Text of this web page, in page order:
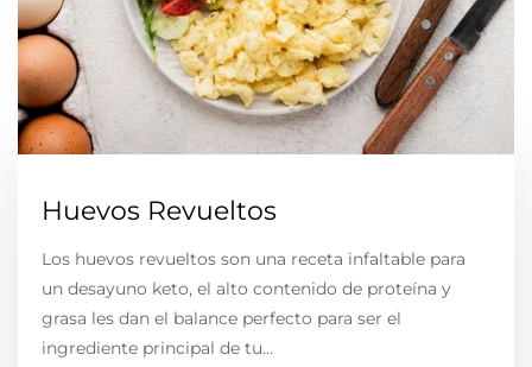
Huevos Revueltos
Los huevos revueltos son una receta infaltable para
un desayuno keto, el alto contenido de proteína y
grasa les dan el balance perfecto para ser el
ingrediente principal de tu…